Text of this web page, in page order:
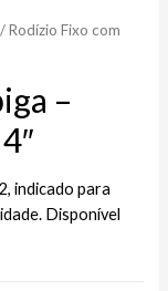
/ Rodízio Fixo com
–
indicado para
Disponível